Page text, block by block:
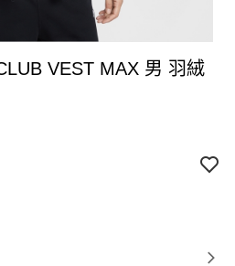
VEST MAX 男 羽絨